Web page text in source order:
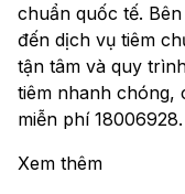
chuẩn quốc tế.
đến dịch vụ tiêm
tận tâm và quy
tiêm nhanh chóng,
miễn phí 18006928.
Xem thêm